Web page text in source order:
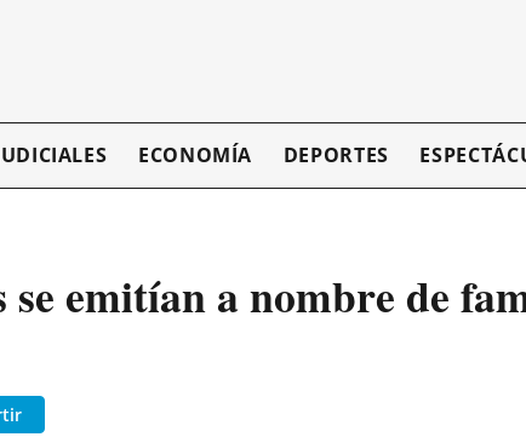
ECONOMÍA DEPORTES
emitían a nombre de